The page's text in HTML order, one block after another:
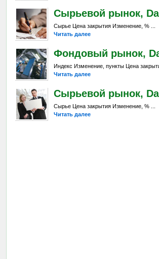
Сырьевой рынок,
Сырье Цена закрытия Изменение, % ...
Читать далее
Фондовый рынок,
Индекс Изменение, пункты Цена
Читать далее
Сырьевой рынок,
Сырье Цена закрытия Изменение, % ...
Читать далее